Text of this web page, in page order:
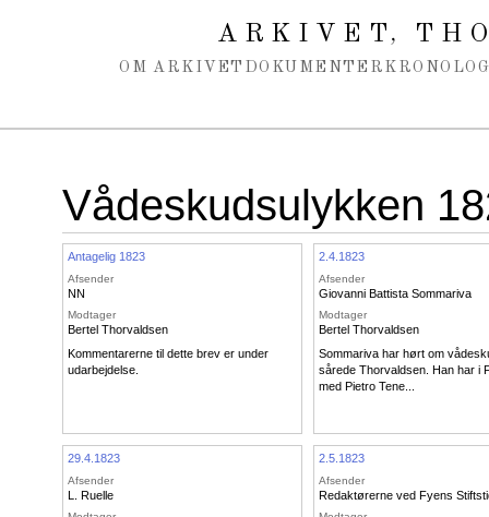
ARKIVET,
OM ARKIVET DOKUMENTER
Vådeskudsulykken
Antagelig 1823
Afsender
NN
Modtager
Bertel Thorvaldsen
Kommentarerne til dette brev er under
udarbejdelse.
2.4.1823
Afsender
Giovanni Battista Sommariva
Modtager
Bertel Thorvaldsen
Sommariva har hørt om
sårede Thorvaldsen. Han har i
med Pietro Tene...
29.4.1823
Afsender
L. Ruelle
2.5.1823
Afsender
Redaktørerne ved Fyens